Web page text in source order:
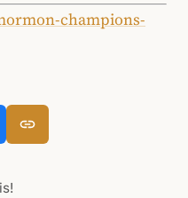
champions-